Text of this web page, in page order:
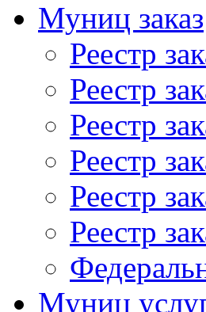
Муниц заказ
Реестр
Реестр
Реестр
Реестр
Реестр
Реестр
Муниц